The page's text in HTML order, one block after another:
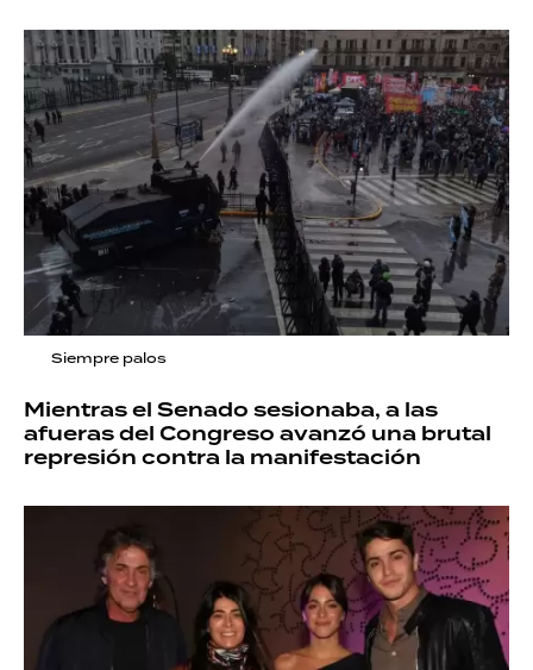
Siempre palos
Mientras el Senado sesionaba, a las
afueras del Congreso avanzó una brutal
represión contra la manifestación